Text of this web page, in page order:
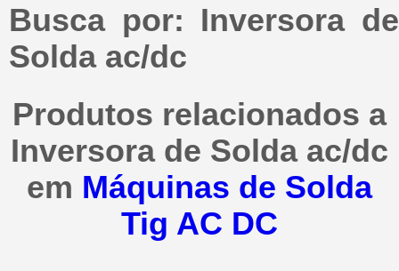
Busca por: Inversora de
Solda ac/dc
Produtos relacionados a
Inversora de Solda ac/dc
em Máquinas de Solda
Tig AC DC